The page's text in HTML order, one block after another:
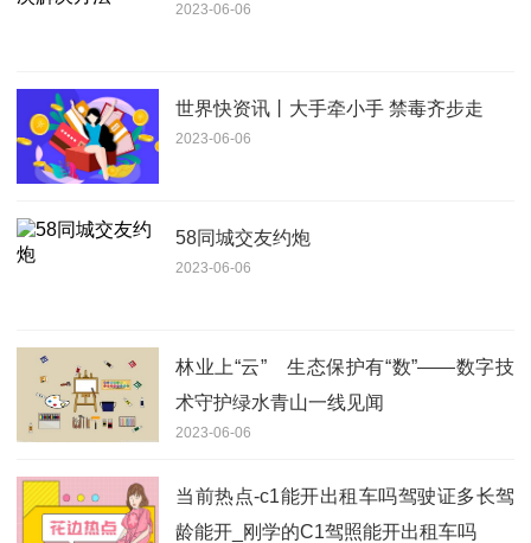
2023-06-06
世界快资讯丨大手牵小手 禁毒齐步走
2023-06-06
58同城交友约炮
2023-06-06
林业上“云” 生态保护有“数”——数字技
术守护绿水青山一线见闻
2023-06-06
当前热点-c1能开出租车吗驾驶证多长驾
龄能开_刚学的C1驾照能开出租车吗